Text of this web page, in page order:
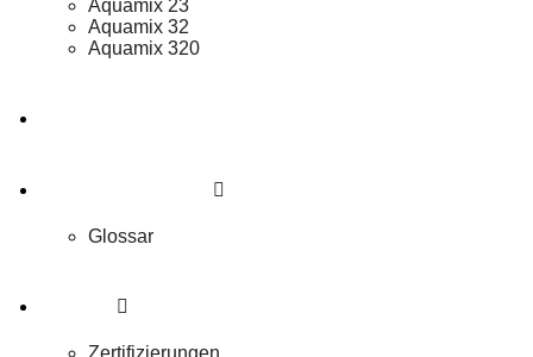
Aquamix 23
Aquamix 32
Aquamix 320
Glossar
Zertifizierungen